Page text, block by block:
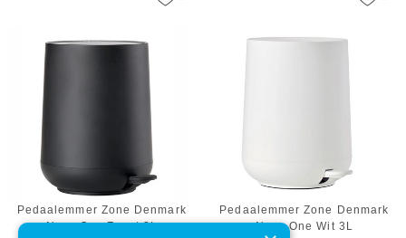
Pedaalemmer Zone Denmark
Nova One Zwart 3L
Pedaalemmer Zone Denmark
Nova One Wit 3L